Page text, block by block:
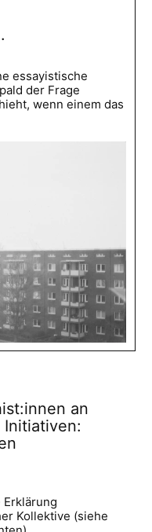
essayistische
der Frage
wenn einem das
an
Kollektive (siehe